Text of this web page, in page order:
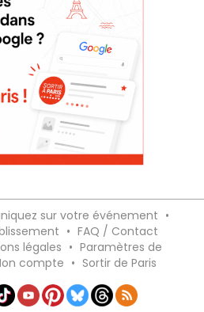
sur votre événement •
• FAQ / Contact
légales • Paramètres de
compte • Sortir de Paris